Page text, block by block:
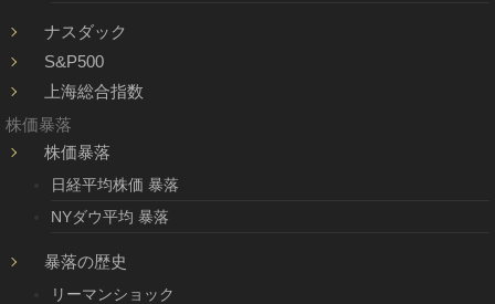
ナスダック
S&P500
上海総合指数
株価暴落
株価暴落
日経平均株価 暴落
NYダウ平均 暴落
暴落の歴史
リーマンショック